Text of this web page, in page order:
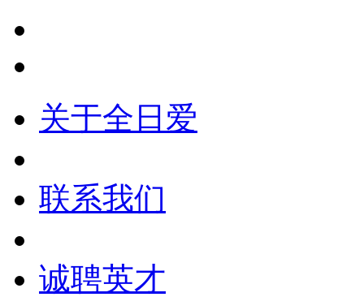
关于全日爱
联系我们
诚聘英才